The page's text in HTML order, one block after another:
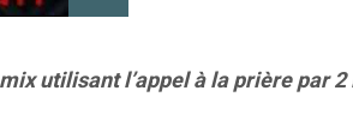
utilisant l’appel à la prière par